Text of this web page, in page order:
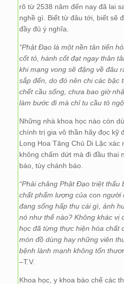
rõ từ 2538 năm đến nay đã lai
nghề gì. Biết từ đâu tới, biết sẽ
đầy đủ ý nghĩa.
“Phật Đạo là một nền tân tiến
cốt tỏ, hành cốt đạt ngay thân
khi mạng vong sẽ đặng về đâu
sắp đến, do đó nên chi các bậc
chết cầu sống, chưa bao giờ
làm bước đi mà chỉ tu cầu tỏ
Những nhà khoa học nào còn
chính trị gia vô thần hãy đọc kỹ
Long Hoa Tăng Chủ Di Lặc xác
không chấm dứt mà đi đầu thai
báo, tùy chánh báo.
“Phải chăng Phật Đạo triệt thấu
chất phẩm lượng của con người
đang sống hấp thụ cái gì, ảnh
nó như thế nào? Không khác vị
học đã từng thực hiện hóa chất
món đồ dùng hay những viên
bệnh lành mạnh không tổn
–T.V.
Khoa học, y khoa bào chế các